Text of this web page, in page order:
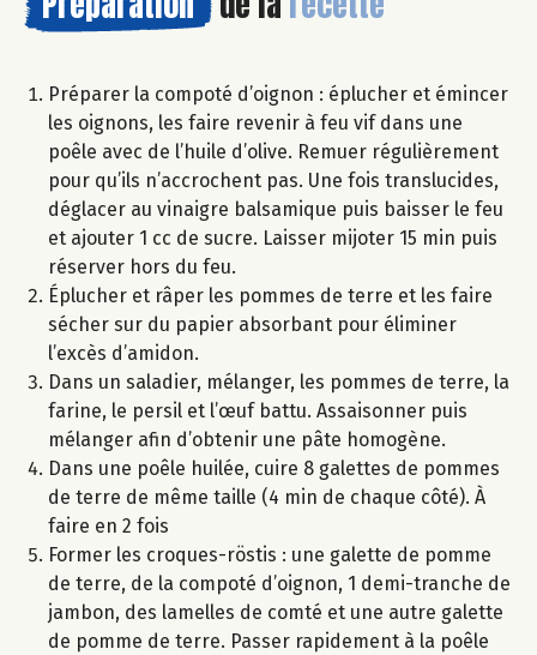
Préparer la compoté d’oignon : éplucher et émincer
les oignons, les faire revenir à feu vif dans une
poêle avec de l’huile d’olive. Remuer régulièrement
pour qu’ils n’accrochent pas. Une fois translucides,
déglacer au vinaigre balsamique puis baisser le feu
et ajouter 1 cc de sucre. Laisser mijoter 15 min puis
réserver hors du feu.
Éplucher et râper les pommes de terre et les faire
sécher sur du papier absorbant pour éliminer
l’excès d’amidon.
Dans un saladier, mélanger, les pommes de terre, la
farine, le persil et l’œuf battu. Assaisonner puis
mélanger afin d’obtenir une pâte homogène.
Dans une poêle huilée, cuire 8 galettes de pommes
de terre de même taille (4 min de chaque côté). À
faire en 2 fois
Former les croques-röstis : une galette de pomme
de terre, de la compoté d’oignon, 1 demi-tranche de
jambon, des lamelles de comté et une autre galette
de pomme de terre. Passer rapidement à la poêle